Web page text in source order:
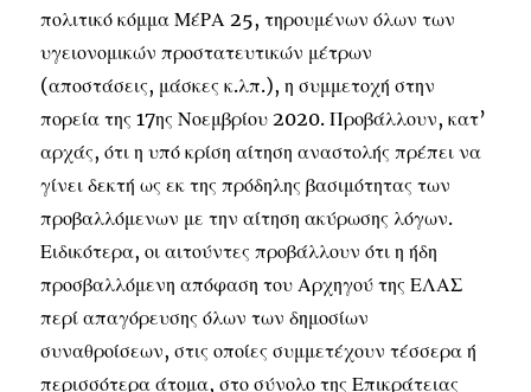
πολιτικό κόμμα ΜέΡΑ 25, τηρουμένων όλων των
υγειονομικών προστατευτικών μέτρων
(αποστάσεις, μάσκες κ.λπ.), η συμμετοχή στην
πορεία της 17ης Νοεμβρίου 2020. Προβάλλουν, κατ’
αρχάς, ότι η υπό κρίση αίτηση αναστολής πρέπει να
γίνει δεκτή ως εκ της πρόδηλης βασιμότητας των
προβαλλόμενων με την αίτηση ακύρωσης λόγων.
Ειδικότερα, οι αιτούντες προβάλλουν ότι η ήδη
προσβαλλόμενη απόφαση του Αρχηγού της ΕΛΑΣ
περί απαγόρευσης όλων των δημοσίων
συναθροίσεων, στις οποίες συμμετέχουν τέσσερα ή
περισσότερα άτομα, στο σύνολο της Επικράτειας